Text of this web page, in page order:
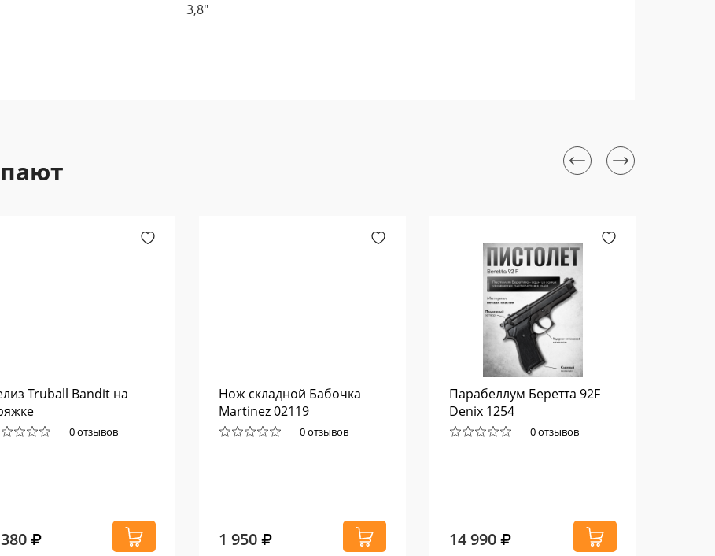
3,8"
Truball Bandit на
0 отзывов
Нож складной Бабочка
Martinez 02119
0 отзывов
1 950
Парабеллум Беретта 92F
Denix 1254
0 отзывов
14 990